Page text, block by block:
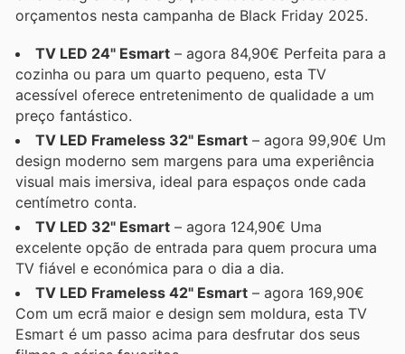
orçamentos nesta campanha de Black Friday 2025.
TV LED 24" Esmart – agora 84,90€ Perfeita para a
cozinha ou para um quarto pequeno, esta TV
acessível oferece entretenimento de qualidade a um
preço fantástico.
TV LED Frameless 32" Esmart – agora 99,90€ Um
design moderno sem margens para uma experiência
visual mais imersiva, ideal para espaços onde cada
centímetro conta.
TV LED 32" Esmart – agora 124,90€ Uma
excelente opção de entrada para quem procura uma
TV fiável e económica para o dia a dia.
TV LED Frameless 42" Esmart – agora 169,90€
Com um ecrã maior e design sem moldura, esta TV
Esmart é um passo acima para desfrutar dos seus